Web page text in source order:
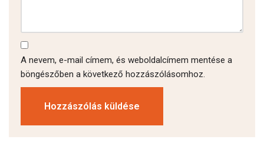
A nevem, e-mail címem, és weboldalcímem mentése a
böngészőben a következő hozzászólásomhoz.